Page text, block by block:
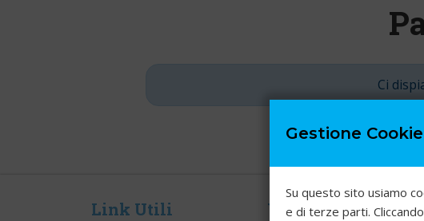
Ci
Link Utili Vacanze
Gestione Cookie
Su questo sito usiamo
e di terze parti.